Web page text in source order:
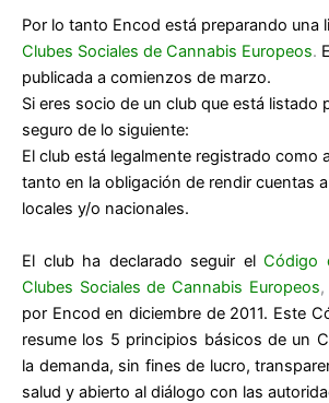
Por lo tanto Encod está preparando una
Clubes Sociales de Cannabis Europeos.
publicada a comienzos de marzo.
Si eres socio de un club que está listado
seguro de lo siguiente:
El club está legalmente registrado como
tanto en la obligación de rendir cuentas
locales y/o nacionales.
El club ha declarado seguir el Código
Clubes Sociales de Cannabis Europeos,
por Encod en diciembre de 2011. Este
resume los 5 principios básicos de un
la demanda, sin fines de lucro,
salud y abierto al diálogo con las